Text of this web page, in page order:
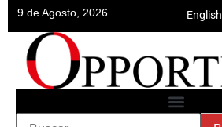
9 de Agosto, 2026 English